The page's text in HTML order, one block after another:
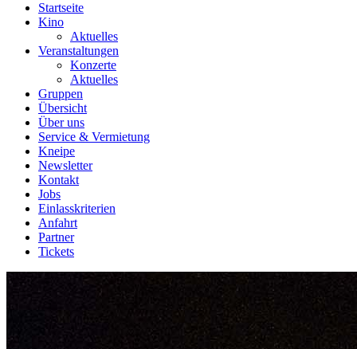
Startseite
Kino
Aktuelles
Veranstaltungen
Konzerte
Aktuelles
Gruppen
Übersicht
Über uns
Service & Vermietung
Kneipe
Newsletter
Kontakt
Jobs
Einlasskriterien
Anfahrt
Partner
Tickets